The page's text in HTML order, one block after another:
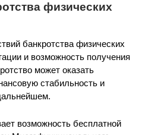
физических
банкротства физических
и возможность получения
может оказать
стабильность и
возможность бесплатной